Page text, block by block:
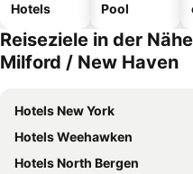
Hotels
Pool
Reiseziele in der
Milford / New Haven
Hotels New York
Hotels Weehawken
Hotels North Bergen